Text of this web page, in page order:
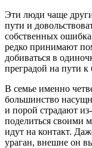
Эти люди чаще
пути и
собственных
редко принимают
добиваться в
преградой на пути
В семье именно
большинство
и порой страдают
поделиться своими
идут на контакт.
ураган, внешне он